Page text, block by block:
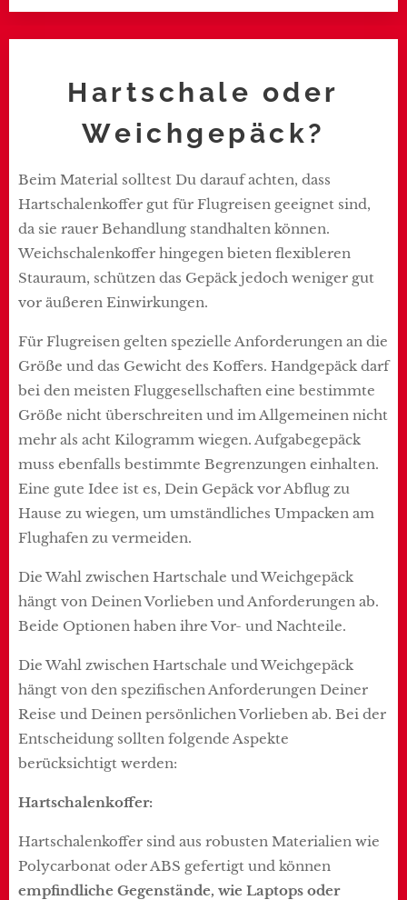
Hartschale oder
Weichgepäck?
Beim Material solltest Du darauf achten, dass
Hartschalenkoffer gut für Flugreisen geeignet sind,
da sie rauer Behandlung standhalten können.
Weichschalenkoffer hingegen bieten flexibleren
Stauraum, schützen das Gepäck jedoch weniger gut
vor äußeren Einwirkungen.
Für Flugreisen gelten spezielle Anforderungen an die
Größe und das Gewicht des Koffers. Handgepäck darf
bei den meisten Fluggesellschaften eine bestimmte
Größe nicht überschreiten und im Allgemeinen nicht
mehr als acht Kilogramm wiegen. Aufgabegepäck
muss ebenfalls bestimmte Begrenzungen einhalten.
Eine gute Idee ist es, Dein Gepäck vor Abflug zu
Hause zu wiegen, um umständliches Umpacken am
Flughafen zu vermeiden.
Die Wahl zwischen Hartschale und Weichgepäck
hängt von Deinen Vorlieben und Anforderungen ab.
Beide Optionen haben ihre Vor- und Nachteile.
Die Wahl zwischen Hartschale und Weichgepäck
hängt von den spezifischen Anforderungen Deiner
Reise und Deinen persönlichen Vorlieben ab. Bei der
Entscheidung sollten folgende Aspekte
berücksichtigt werden:
Hartschalenkoffer:
Hartschalenkoffer sind aus robusten Materialien wie
Polycarbonat oder ABS gefertigt und können
empfindliche Gegenstände, wie Laptops oder